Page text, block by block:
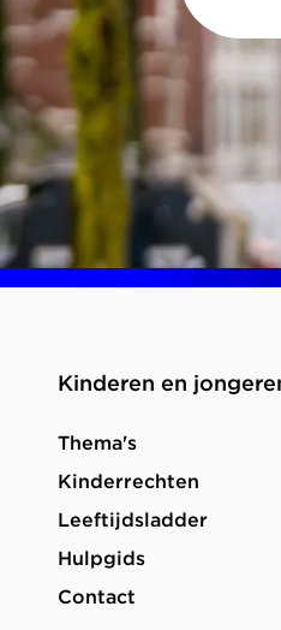
Kinderen en
Thema's
Kinderrechten
Leeftijdsladder
Hulpgids
Contact